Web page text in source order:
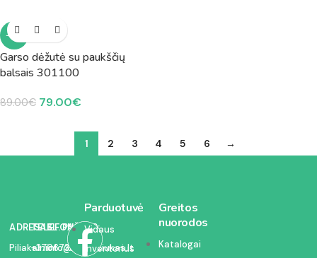
-11%
Garso dėžutė su paukščių
balsais 301100
89.00€ 79.00€
1 2 3 4 5 6 →
ADRESAS:
Piliakalnio
TELEFONAS:
+37067350054
EL. PAŠTAS:
info@kodelciukas.lt
Parduotuvė
Vidaus
inventorius
Greitos
nuorodos
Katalogai